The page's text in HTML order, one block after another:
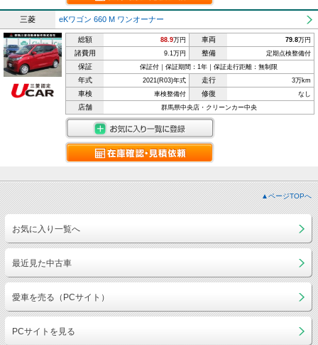
三菱 eKワゴン 660 M ワンオーナー
総額 88.9万円 車両 79.8万円
諸費用 9.1万円 整備 定期点検整備付
保証 保証付｜保証期間：1年｜保証走行距離：無制限
年式 2021(R03)年式 走行 3万km
車検 車検整備付 修復 なし
店舗 群馬県中央店・クリーンカー中央
▲ページTOPへ
お気に入り一覧へ
最近見た中古車
愛車を売る（PCサイト）
PCサイトを見る